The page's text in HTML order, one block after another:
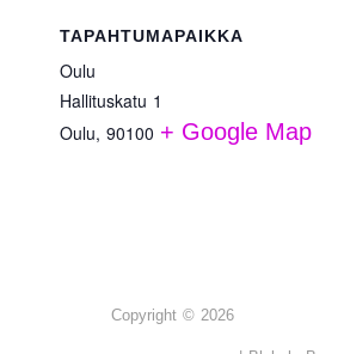
TAPAHTUMAPAIKKA
Oulu
Hallituskatu 1
Oulu, 90100 + Google Map
Copyright © 2026